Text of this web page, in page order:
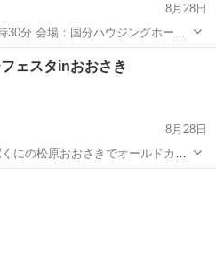
8月28日
分 会場：国分ハウジングホール
業 きりしまフィーリングマルシェ ✨あそぶ！まなぶ！1日...
域/お祭り マルシェ
ェスタinおおさき
8月28日
にの松原おおさきでオールドカー
。昭和、平成の名車、絶版車、バ